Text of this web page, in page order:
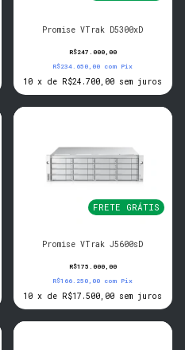
Promise VTrak D5300xD
R$247.000,00
R$234.650,00 com Pix
10 x de R$24.700,00 sem juros
FRETE GRÁTIS
Promise VTrak J5600sD
R$175.000,00
R$166.250,00 com Pix
10 x de R$17.500,00 sem juros